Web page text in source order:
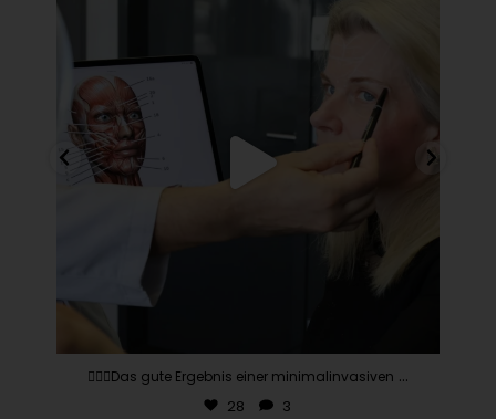
👨🏽‍⚕️Das gute Ergebnis einer minimalinvasiven ...
28 3